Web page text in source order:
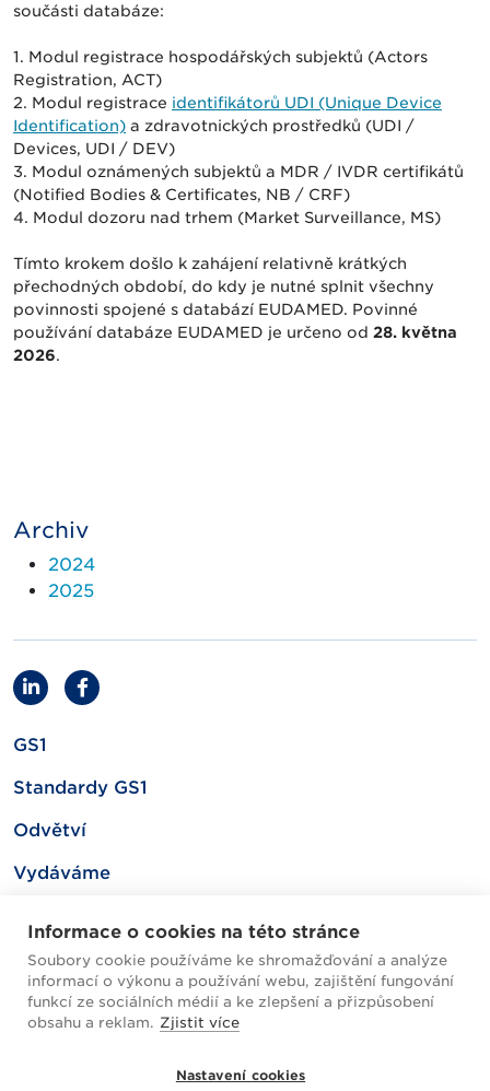
součásti databáze:
1. Modul registrace hospodářských subjektů (Actors
Registration, ACT)
2. Modul registrace identifikátorů UDI (Unique Device
Identification) a zdravotnických prostředků (UDI /
Devices, UDI / DEV)
3. Modul oznámených subjektů a MDR / IVDR certifikátů
(Notified Bodies & Certificates, NB / CRF)
4. Modul dozoru nad trhem (Market Surveillance, MS)
Tímto krokem došlo k zahájení relativně krátkých
přechodných období, do kdy je nutné splnit všechny
povinnosti spojené s databází EUDAMED. Povinné
používání databáze EUDAMED je určeno od 28. května
2026.
Archiv
2024
2025
GS1
Standardy GS1
Odvětví
Vydáváme
Mapa webu
Informace o cookies na této stránce
Soubory cookie používáme ke shromažďování a analýze
informací o výkonu a používání webu, zajištění fungování
funkcí ze sociálních médií a ke zlepšení a přizpůsobení
obsahu a reklam. Zjistit více
Nastavení cookies